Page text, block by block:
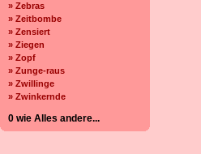
» Zebras
» Zeitbombe
» Zensiert
» Ziegen
» Zopf
» Zunge-raus
» Zwillinge
» Zwinkernde
0 wie Alles andere...